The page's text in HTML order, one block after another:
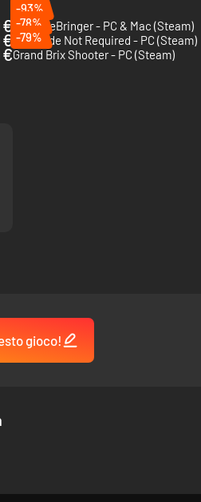
-93%
ScourgeBringer - PC & Mac (Steam)
-78%
Pesticide Not Required - PC (Steam)
€
-79%
Grand Brix Shooter - PC (Steam)
gioco!